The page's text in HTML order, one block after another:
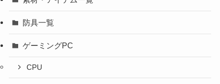
防具一覧
ゲーミングPC
CPU